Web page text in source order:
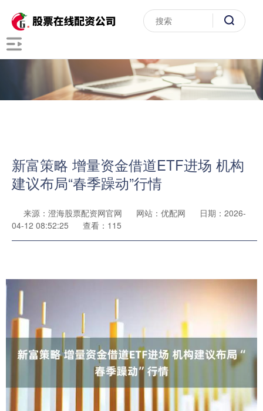
新富策略 增量资金借道ETF进场 机构
建议布局“春季躁动”行情
来源：澄海股票配资网官网 网站：优配网
日期：2026-
04-12 08:52:25
查看：115